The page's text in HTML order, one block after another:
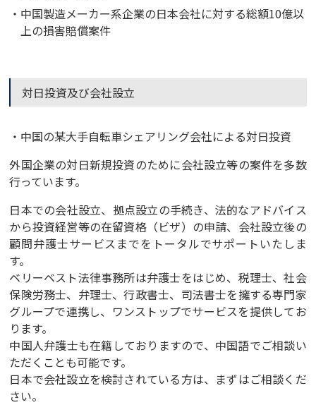
中国製造メーカー系企業の日本会社に対する総額10億以
上の損害賠償案件
対日投資及び会社設立
中国の某大手自転車シェアリング会社による対日投資
外国企業の対日新規投資のために会社設立等の案件を多数
行っています。
日本での会社設立、拠点設立の手続き、法的なアドバイス
から投資経営等の在留資格（ビザ）の申請、会社設立後の
顧問弁護士サービスまでをトータルでサポートいたしま
す。
ベリーベスト法律事務所は弁護士をはじめ、税理士、社会
保険労務士、弁理士、行政書士、司法書士を擁する専門家
グループで連携し、ワンストップでサービスを提供してお
ります。
中国人弁護士も在籍しておりますので、中国語でご相談い
ただくことも可能です。
日本で会社設立を検討されている方は、まずはご相談くだ
さい。